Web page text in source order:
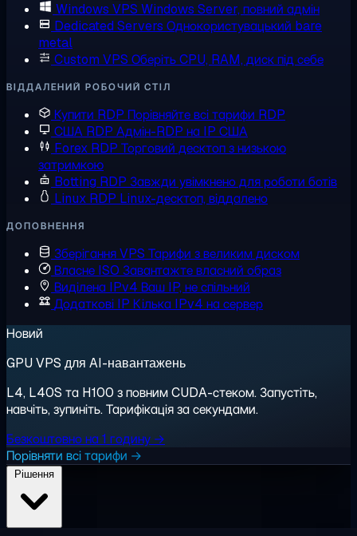
Windows VPS Windows Server, повний адмін
Dedicated Servers Однокористувацький bare
metal
Custom VPS Оберіть CPU, RAM, диск під себе
ВІДДАЛЕНИЙ РОБОЧИЙ СТІЛ
Купити RDP Порівняйте всі тарифи RDP
США RDP Адмін-RDP на IP США
Forex RDP Торговий десктоп з низькою
затримкою
Botting RDP Завжди увімкнено для роботи ботів
Linux RDP Linux-десктоп, віддалено
ДОПОВНЕННЯ
Зберігання VPS Тарифи з великим диском
Власне ISO Завантажте власний образ
Виділена IPv4 Ваш IP, не спільний
Додаткові IP Кілька IPv4 на сервер
Новий
GPU VPS для AI-навантажень
L4, L40S та H100 з повним CUDA-стеком. Запустіть,
навчіть, зупиніть. Тарифікація за секундами.
Безкоштовно на 1 годину →
Порівняти всі тарифи →